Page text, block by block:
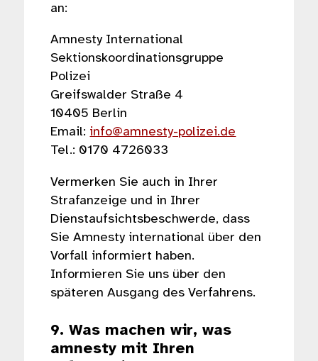
an:
Amnesty International
Sektionskoordinationsgruppe
Polizei
Greifswalder Straße 4
10405 Berlin
Email: info@amnesty-polizei.de
Tel.: 0170 4726033
Vermerken Sie auch in Ihrer
Strafanzeige und in Ihrer
Dienstaufsichtsbeschwerde, dass
Sie Amnesty international über den
Vorfall informiert haben.
Informieren Sie uns über den
späteren Ausgang des Verfahrens.
9. Was machen wir, was
amnesty mit Ihren